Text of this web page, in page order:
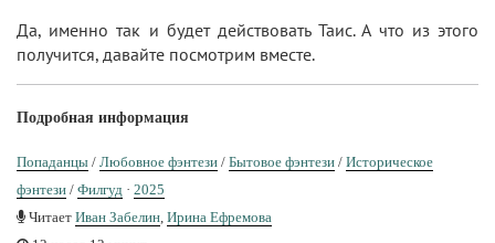
Да, именно так и будет действовать Таис. А что из этого
получится, давайте посмотрим вместе.
Подробная информация
Попаданцы / Любовное фэнтези / Бытовое фэнтези / Историческое
фэнтези / Филгуд · 2025
Читает Иван Забелин Ирина Ефремова